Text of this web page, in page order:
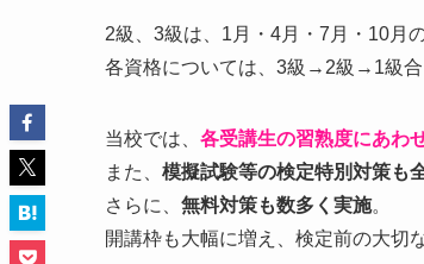
2級、3級は、1月・4月・7月・10月
各資格については、3級→2級→1級合
当校では、 各受講生の習熟度にあわ
また、 模擬試験等の検定特別対策も
さらに、 無料対策も数多く実施。
開講枠も大幅に増え、検定前の大切